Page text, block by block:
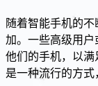
随着智能手机的
加。一些高级用户
他们的手机，以满
是一种流行的方式